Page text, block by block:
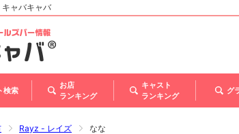
キャバキャバ
検索
お店
ランキング
キャスト
ランキング
グ
Rayz - レイズ なな